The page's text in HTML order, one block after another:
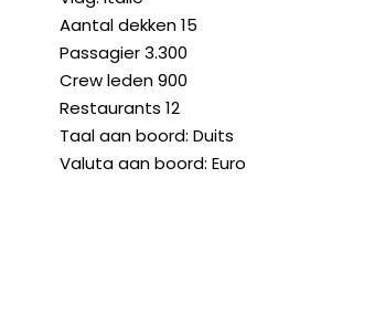
Aantal dekken 15
Passagier 3.300
Crew leden 900
Restaurants 12
Taal aan boord: Duits
Valuta aan boord: Euro